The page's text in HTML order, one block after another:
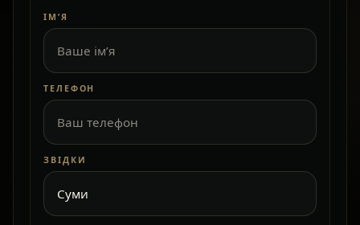
ІМ’Я
ТЕЛЕФОН
ЗВІДКИ